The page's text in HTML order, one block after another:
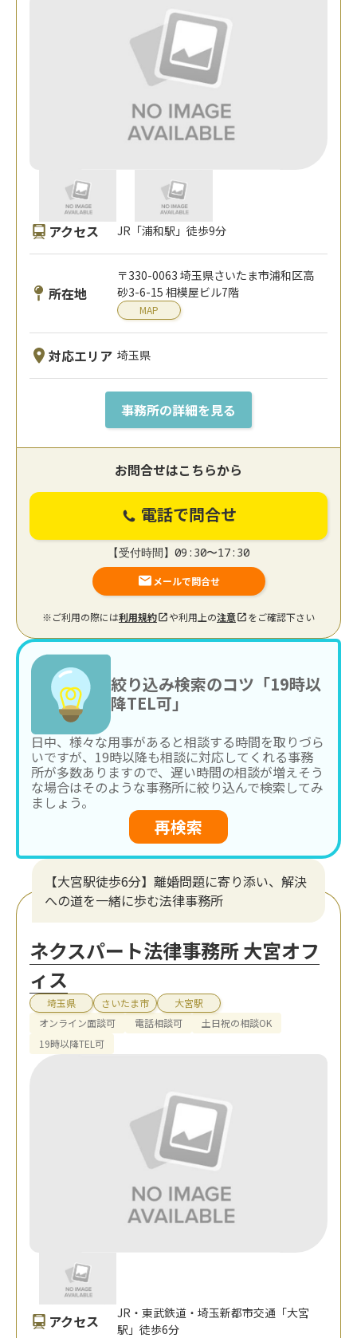
アクセス JR「浦和駅」徒歩9分
所在地
〒330-0063 埼玉県さいたま市浦和区高
砂3-6-15 相模屋ビル7階
MAP
対応エリア 埼玉県
事務所の詳細を見る
お問合せはこちらから
電話で問合せ
【受付時間】09:30〜17:30
メールで問合せ
※ご利用の際には利用規約 や利用上の注意 をご確認下さい
絞り込み検索のコツ「19時以
降TEL可」
日中、様々な用事があると相談する時間を取りづら
いですが、19時以降も相談に対応してくれる事務
所が多数ありますので、遅い時間の相談が増えそう
な場合はそのような事務所に絞り込んで検索してみ
ましょう。
再検索
【大宮駅徒歩6分】離婚問題に寄り添い、解決
への道を一緒に歩む法律事務所
ネクスパート法律事務所 大宮オフ
ィス
埼玉県 さいたま市
大宮駅
オンライン面談可
電話相談可
土日祝の相談OK
19時以降TEL可
アクセス
JR・東武鉄道・埼玉新都市交通「大宮
駅」徒歩6分